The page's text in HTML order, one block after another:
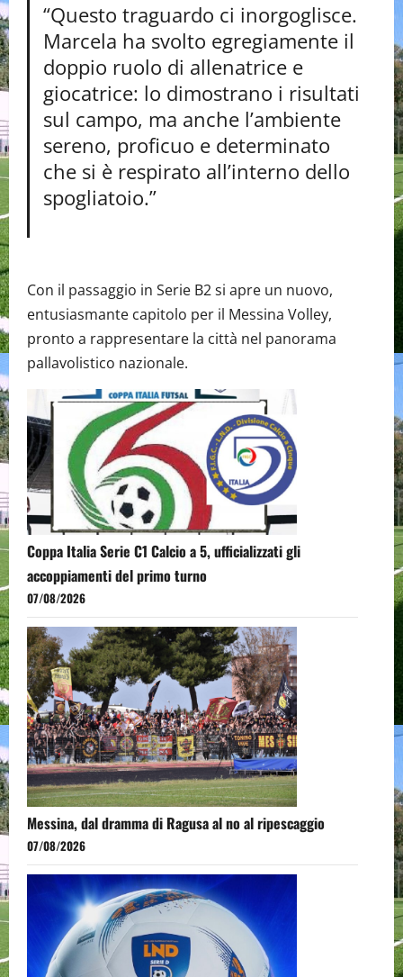
“Questo traguardo ci inorgoglisce.
Marcela ha svolto egregiamente il
doppio ruolo di allenatrice e
giocatrice: lo dimostrano i risultati
sul campo, ma anche l’ambiente
sereno, proficuo e determinato
che si è respirato all’interno dello
spogliatoio.”
Con il passaggio in Serie B2 si apre un nuovo,
entusiasmante capitolo per il Messina Volley,
pronto a rappresentare la città nel panorama
pallavolistico nazionale.
Coppa Italia Serie C1 Calcio a 5, ufficializzati gli
accoppiamenti del primo turno
07/08/2026
Messina, dal dramma di Ragusa al no al ripescaggio
07/08/2026